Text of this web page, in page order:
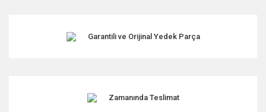
Garantili ve Orijinal Yedek Parça
Zamanında Teslimat